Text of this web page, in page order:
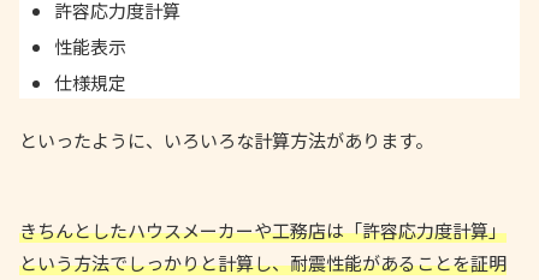
許容応力度計算
性能表示
仕様規定
といったように、いろいろな計算方法があります。
きちんとしたハウスメーカーや工務店は「許容応力度計算」
という方法でしっかりと計算し、耐震性能があることを証明